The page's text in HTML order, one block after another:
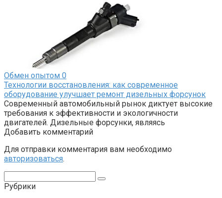
Обмен опытом 0
Технологии восстановления: как современное
оборудование улучшает ремонт дизельных форсунок
Современный автомобильный рынок диктует высокие
требования к эффективности и экологичности
двигателей. Дизельные форсунки, являясь
Добавить комментарий
Для отправки комментария вам необходимо
авторизоваться.
Рубрики